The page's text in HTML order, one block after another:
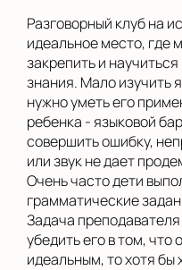
Разговорный клуб на
идеальное место, где
закрепить и
знания. Мало изучить
нужно уметь его
ребенка - языковой
совершить ошибку,
или звук не дает
Очень часто дети
грамматические
Задача
убедить его в том, что
идеальным, то хотя